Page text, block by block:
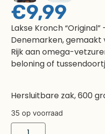
€9,99
Lakse Kronch “Original”
Denemarken, gemaakt
Rijk aan omega-
beloning of
Hersluitbare zak, 600
35 op voorraad